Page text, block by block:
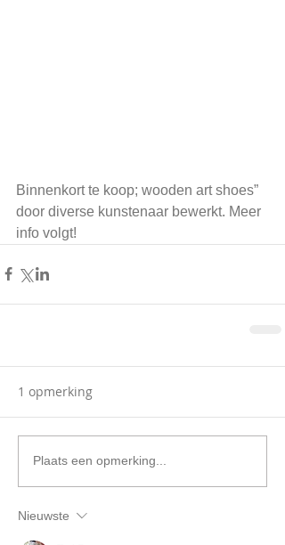
Binnenkort te koop; wooden art shoes”
door diverse kunstenaar bewerkt. Meer
info volgt!
1 opmerking
Plaats een opmerking...
Nieuwste